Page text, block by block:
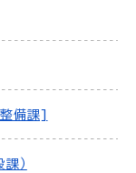
備課]
）